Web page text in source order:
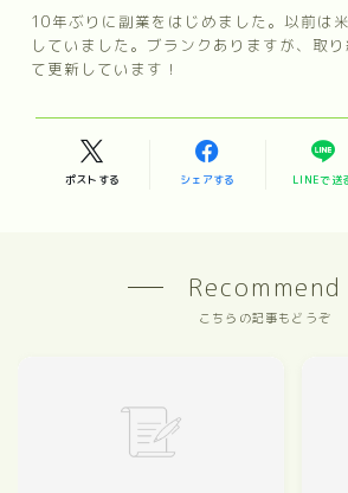
10年ぶりに副業をはじめました。以前は
していました。ブランクありますが、取
て更新しています！
ポストする シェアする LINEで送
Recommend
こちらの記事もどうぞ